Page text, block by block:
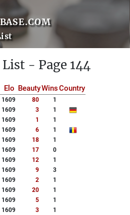
- Page 144
Elo BeautyWinsCountry
1609 80
1
1609 3
1
1609 1
1
1609 6
1
1609 18
1
1609 17
0
1609 12
1
1609 9
3
1609 2
1
1609 20
1
1609 5
1
1609 3
1